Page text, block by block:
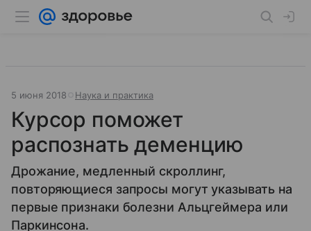
5 июня 2018 Наука и практика
Курсор поможет
распознать деменцию
Дрожание, медленный скроллинг,
повторяющиеся запросы могут указывать на
первые признаки болезни Альцгеймера или
Паркинсона.